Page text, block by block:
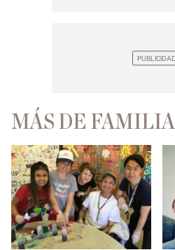
MÁS DE FAMILIA